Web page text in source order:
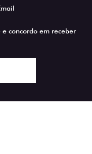
e concordo em receber